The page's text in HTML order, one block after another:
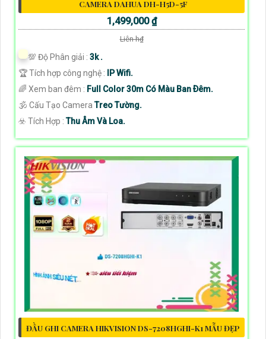
CAMERA DAHUA DH-H5D-5F
1,499,000 ₫
Liên h₫
💯 Độ Phân giải : 3k .
🏆 Tích hợp công nghệ : IP Wifi.
🌈 Xem ban đêm : Full Color 30m Có Màu Ban Ðêm.
🕉️ Cấu Tạo CameraTreo Tường.
️☣️ Tích Hợp :Thu Âm Và Loa.
ĐẦU GHI CAMERA HIKVISION DS-7208HGHI-K1 MẪU ĐẸP